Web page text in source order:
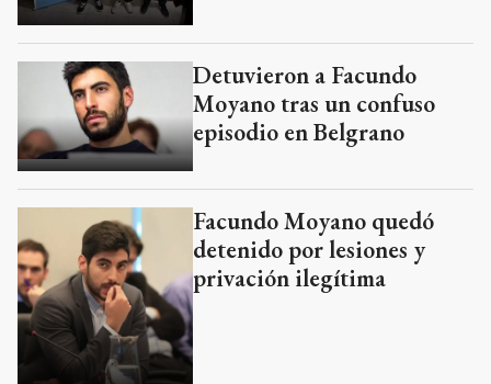
Detuvieron a Facundo
Moyano tras un confuso
episodio en Belgrano
Facundo Moyano quedó
detenido por lesiones y
privación ilegítima